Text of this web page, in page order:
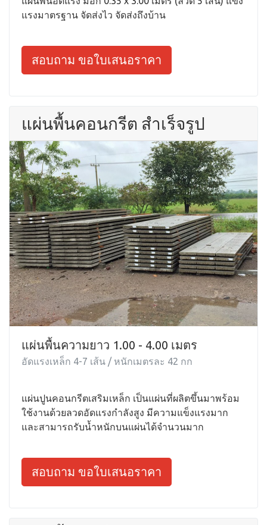
แรงมาตรฐาน จัดส่งไว จัดส่งถึงบ้าน
สอบถาม ขอใบเสนอราคา
แผ่นพื้นคอนกรีต สำเร็จรูป
แผ่นพื้นความยาว 1.00 - 4.00 เมตร
อัดแรงเหล็ก 4-7 เส้น / หนักเมตรละ 42 กก
แผ่นปูนคอนกรีตเสริมเหล็ก เป็นแผ่นที่ผลิตขึ้นมาพร้อม
ใช้งานด้วยลวดอัดแรงกำลังสูง มีความแข็งแรงมาก
และสามารถรับน้ำหนักบนแผ่นได้จำนวนมาก
สอบถาม ขอใบเสนอราคา